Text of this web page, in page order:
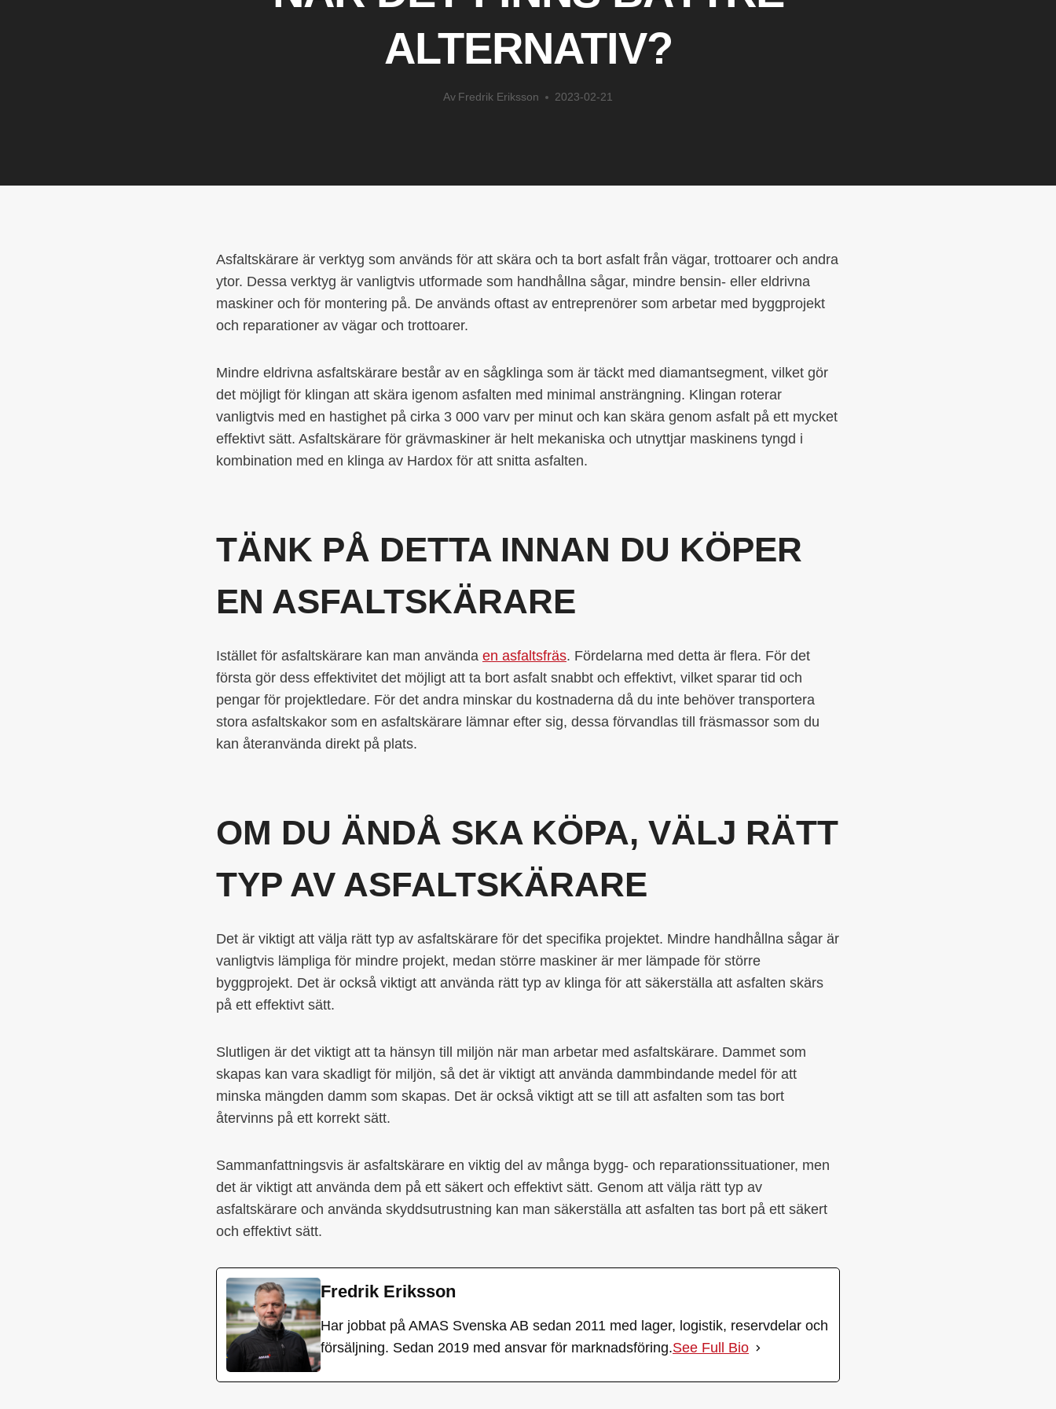
ALTERNATIV?
Av Fredrik Eriksson 2023-02-21
Asfaltskärare är verktyg som används för att skära och ta bort asfalt från vägar, trottoarer och andra
ytor. Dessa verktyg är vanligtvis utformade som handhållna sågar, mindre bensin- eller eldrivna
maskiner och för montering på. De används oftast av entreprenörer som arbetar med byggprojekt
och reparationer av vägar och trottoarer.
Mindre eldrivna asfaltskärare består av en sågklinga som är täckt med diamantsegment, vilket gör
det möjligt för klingan att skära igenom asfalten med minimal ansträngning. Klingan roterar
vanligtvis med en hastighet på cirka 3 000 varv per minut och kan skära genom asfalt på ett mycket
effektivt sätt. Asfaltskärare för grävmaskiner är helt mekaniska och utnyttjar maskinens tyngd i
kombination med en klinga av Hardox för att snitta asfalten.
TÄNK PÅ DETTA INNAN DU KÖPER
EN ASFALTSKÄRARE
Istället för asfaltskärare kan man använda en asfaltsfräs. Fördelarna med detta är flera. För det
första gör dess effektivitet det möjligt att ta bort asfalt snabbt och effektivt, vilket sparar tid och
pengar för projektledare. För det andra minskar du kostnaderna då du inte behöver transportera
stora asfaltskakor som en asfaltskärare lämnar efter sig, dessa förvandlas till fräsmassor som du
kan återanvända direkt på plats.
OM DU ÄNDÅ SKA KÖPA, VÄLJ RÄTT
TYP AV ASFALTSKÄRARE
Det är viktigt att välja rätt typ av asfaltskärare för det specifika projektet. Mindre handhållna sågar är
vanligtvis lämpliga för mindre projekt, medan större maskiner är mer lämpade för större
byggprojekt. Det är också viktigt att använda rätt typ av klinga för att säkerställa att asfalten skärs
på ett effektivt sätt.
Slutligen är det viktigt att ta hänsyn till miljön när man arbetar med asfaltskärare. Dammet som
skapas kan vara skadligt för miljön, så det är viktigt att använda dammbindande medel för att
minska mängden damm som skapas. Det är också viktigt att se till att asfalten som tas bort
återvinns på ett korrekt sätt.
Sammanfattningsvis är asfaltskärare en viktig del av många bygg- och reparationssituationer, men
det är viktigt att använda dem på ett säkert och effektivt sätt. Genom att välja rätt typ av
asfaltskärare och använda skyddsutrustning kan man säkerställa att asfalten tas bort på ett säkert
och effektivt sätt.
Fredrik Eriksson
Har jobbat på AMAS Svenska AB sedan 2011 med lager, logistik, reservdelar och
försäljning. Sedan 2019 med ansvar för marknadsföring.See Full Bio